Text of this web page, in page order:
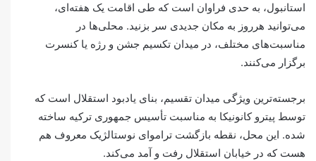
استانبول، به حدی فراوان است که طی اقامت یک هفته‌ای،
می‎‌توانید هرروز به مکان جدیدی سر بزنید. محلی‌ها در
مناسبت‌های مختلف، در میدان تکسیم جشن و رژه یا کنسرت
برگزار می‌کنند.
برجسته‌ترین ویژگی میدان تقسیم، بنای یادبود استقلال است که
توسط پیترو کانونیکا به مناسبت تأسیس جمهوری ترکیه ساخته
شده. این محل، نقطه بازگشت تراموای نوستالژیک معروف هم
هست که در خیابان استقلال رفت و آمد می‌کند.